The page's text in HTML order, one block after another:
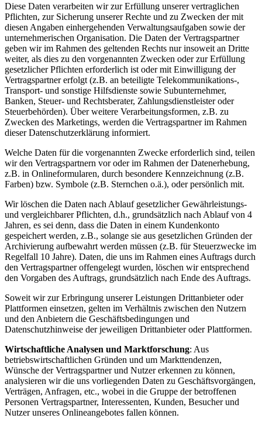
Diese Daten verarbeiten wir zur Erfüllung unserer vertraglichen
Pflichten, zur Sicherung unserer Rechte und zu Zwecken der mit
diesen Angaben einhergehenden Verwaltungsaufgaben sowie der
unternehmerischen Organisation. Die Daten der Vertragspartner
geben wir im Rahmen des geltenden Rechts nur insoweit an Dritte
weiter, als dies zu den vorgenannten Zwecken oder zur Erfüllung
gesetzlicher Pflichten erforderlich ist oder mit Einwilligung der
Vertragspartner erfolgt (z.B. an beteiligte Telekommunikations-,
Transport- und sonstige Hilfsdienste sowie Subunternehmer,
Banken, Steuer- und Rechtsberater, Zahlungsdienstleister oder
Steuerbehörden). Über weitere Verarbeitungsformen, z.B. zu
Zwecken des Marketings, werden die Vertragspartner im Rahmen
dieser Datenschutzerklärung informiert.
Welche Daten für die vorgenannten Zwecke erforderlich sind, teilen
wir den Vertragspartnern vor oder im Rahmen der Datenerhebung,
z.B. in Onlineformularen, durch besondere Kennzeichnung (z.B.
Farben) bzw. Symbole (z.B. Sternchen o.ä.), oder persönlich mit.
Wir löschen die Daten nach Ablauf gesetzlicher Gewährleistungs-
und vergleichbarer Pflichten, d.h., grundsätzlich nach Ablauf von 4
Jahren, es sei denn, dass die Daten in einem Kundenkonto
gespeichert werden, z.B., solange sie aus gesetzlichen Gründen der
Archivierung aufbewahrt werden müssen (z.B. für Steuerzwecke im
Regelfall 10 Jahre). Daten, die uns im Rahmen eines Auftrags durch
den Vertragspartner offengelegt wurden, löschen wir entsprechend
den Vorgaben des Auftrags, grundsätzlich nach Ende des Auftrags.
Soweit wir zur Erbringung unserer Leistungen Drittanbieter oder
Plattformen einsetzen, gelten im Verhältnis zwischen den Nutzern
und den Anbietern die Geschäftsbedingungen und
Datenschutzhinweise der jeweiligen Drittanbieter oder Plattformen.
Wirtschaftliche Analysen und Marktforschung: Aus
betriebswirtschaftlichen Gründen und um Markttendenzen,
Wünsche der Vertragspartner und Nutzer erkennen zu können,
analysieren wir die uns vorliegenden Daten zu Geschäftsvorgängen,
Verträgen, Anfragen, etc., wobei in die Gruppe der betroffenen
Personen Vertragspartner, Interessenten, Kunden, Besucher und
Nutzer unseres Onlineangebotes fallen können.